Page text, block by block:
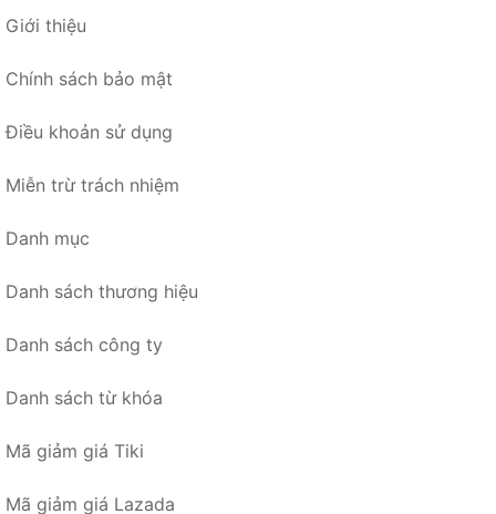
Giới thiệu
Chính sách bảo mật
Điều khoản sử dụng
Miễn trừ trách nhiệm
Danh mục
Danh sách thương hiệu
Danh sách công ty
Danh sách từ khóa
Mã giảm giá Tiki
Mã giảm giá Lazada